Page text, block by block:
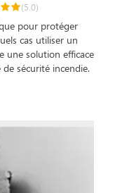
(5.0)
pour protéger
cas utiliser un
une solution efficace
sécurité incendie.